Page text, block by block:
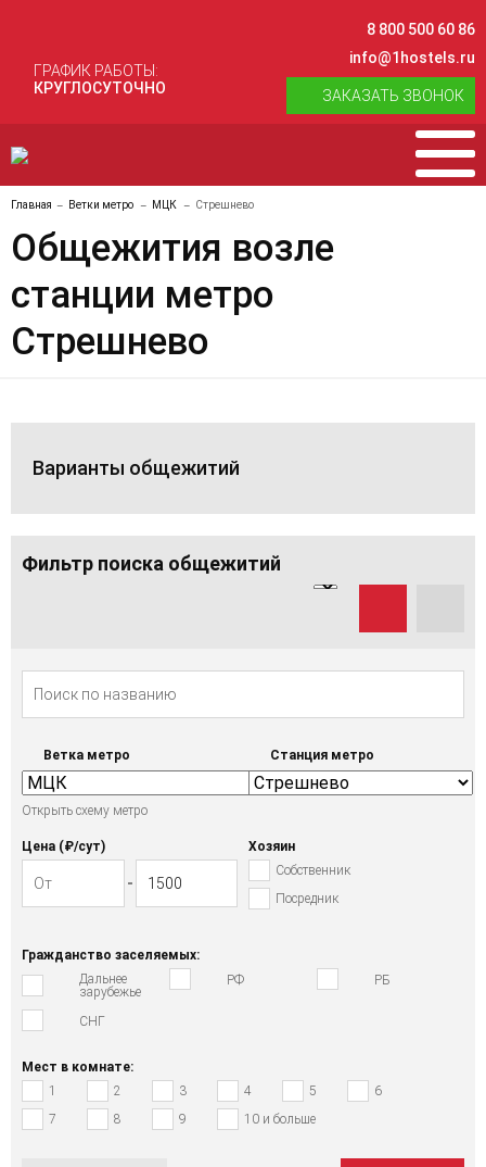
ГРАФИК РАБОТЫ:
КРУГЛОСУТОЧНО
8 800 500 60 86
info@1hostels.ru
ЗАКАЗАТЬ ЗВОНОК
Главная Ветки метро МЦК Стрешнево
Общежития возле
станции метро
Стрешнево
Варианты общежитий
Фильтр поиска общежитий
Ветка метро
Открыть схему метро
Станция метро
Цена (₽/cут)
Хозяин
Собственник
Посредник
Гражданство заселяемых:
Дальнее
зарубежье
РФ РБ
СНГ
Мест в комнате:
1
2 3 4 5
6
7
8 9 10 и больше